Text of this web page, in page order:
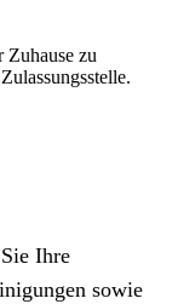
Zuhause zu
Ihre
sowie